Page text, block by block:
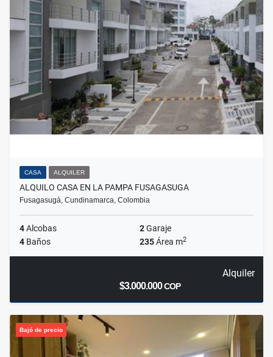
CASA ALQUILER
ALQUILO CASA EN LA PAMPA FUSAGASUGA
Fusagasugá, Cundinamarca, Colombia
4Alcobas 2Garaje
4 Baños 235Área m2
Alquiler
$3.000.000COP
Bajó de precio